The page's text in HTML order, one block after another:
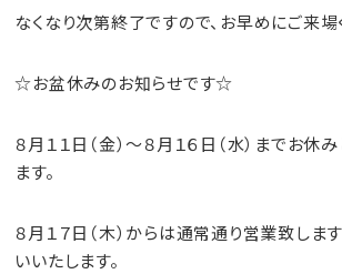
なくなり次第終了ですので、お早めにご来場
☆お盆休みのお知らせです☆
８月１１日（金）～８月１６日（水）までお休
ます。
８月１７日（木）からは通常通り営業致しま
いいたします。